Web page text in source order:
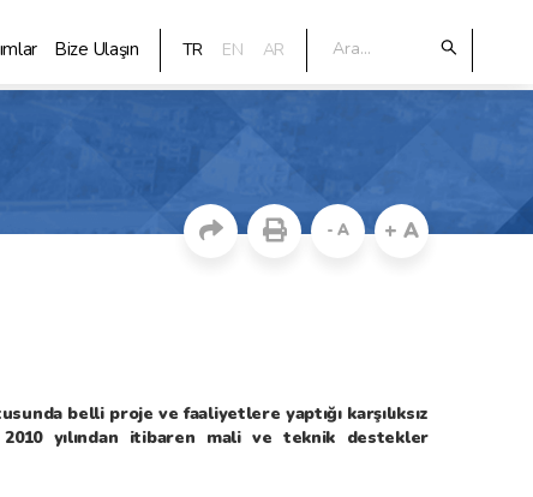
Bize Ulaşın TR EN AR
- A
+ A
belli proje ve faaliyetlere yaptığı karşılıksız
2010 yılından itibaren mali ve teknik destekler